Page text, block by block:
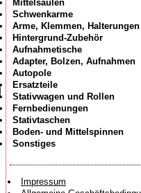
Mittelsäulen
Schwenkarme
Arme, Klemmen, Halterungen
Hintergrund-Zubehör
Aufnahmetische
Adapter, Bolzen, Aufnahmen
Autopole
Ersatzteile
Stativwagen und Rollen
Fernbedienungen
Stativtaschen
Boden- und Mittelspinnen
Sonstiges
Impressum